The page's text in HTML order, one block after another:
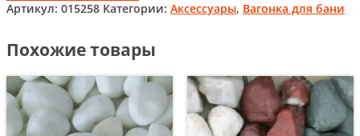
Артикул: 015258 Категории: Аксессуары, Вагонка для бани
Похожие товары